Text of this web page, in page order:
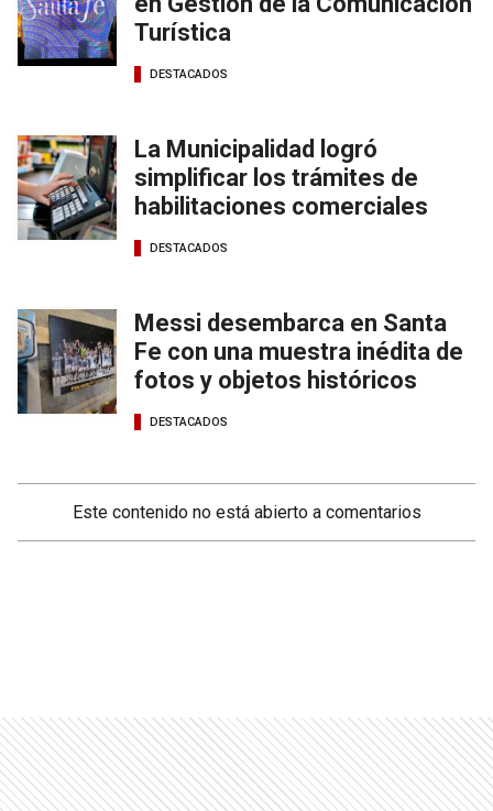
Turística
DESTACADOS
La Municipalidad logró
simplificar los trámites de
habilitaciones comerciales
DESTACADOS
Messi desembarca en Santa
Fe con una muestra inédita de
fotos y objetos históricos
DESTACADOS
Este contenido no está abierto a comentarios